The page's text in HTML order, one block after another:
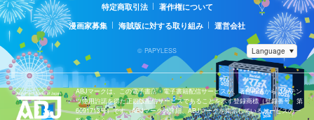
特定商取引法
著作権について
漫画家募集
海賊版に対する取り組み 運営会社
© PAPYLESS
ABJマークは、この電子書店・電子書籍配信サービスが、著作権者からコンテン
ツ使用許諾を得た正規版配信サービスであることを示す登録商標（登録番号 第
6091713号）です。ABJマークの詳細、ABJマークを掲示しているサービスの一